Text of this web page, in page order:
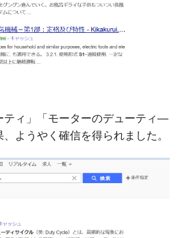
ティ」「モーターのデューティ―
ようやく確信を得られました。